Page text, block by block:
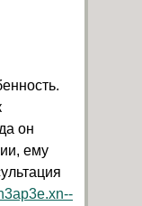
он
ему